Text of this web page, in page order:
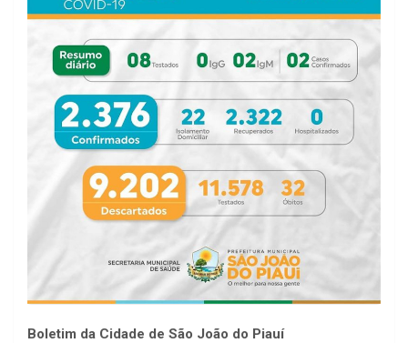
Boletim da Cidade de São João do Piauí